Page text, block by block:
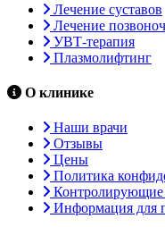
Лечение суставов
Лечение
УВТ-терапия
Плазмолифтинг
О клинике
Наши врачи
Отзывы
Цены
Политика
Контролирующие
Информация для